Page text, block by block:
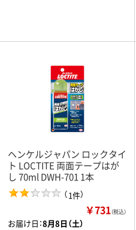
ヘンケルジャパン ロックタイ
ト LOCTITE 両面テープはが
し 70ml DWH-701 1本
（1件）
￥731（税込）
お届け日：8月8日（土）